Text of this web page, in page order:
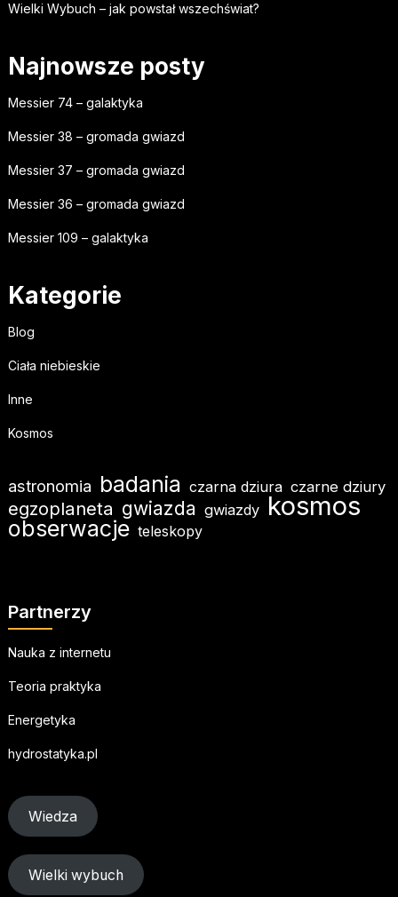
Wielki Wybuch – jak powstał wszechświat?
Najnowsze posty
Messier 74 – galaktyka
Messier 38 – gromada gwiazd
Messier 37 – gromada gwiazd
Messier 36 – gromada gwiazd
Messier 109 – galaktyka
Kategorie
Blog
Ciała niebieskie
Inne
Kosmos
astronomia badania czarna dziura czarne dziury
egzoplaneta gwiazda gwiazdy kosmos
obserwacje teleskopy
Partnerzy
Nauka z internetu
Teoria praktyka
Energetyka
hydrostatyka.pl
Wiedza
Wielki wybuch